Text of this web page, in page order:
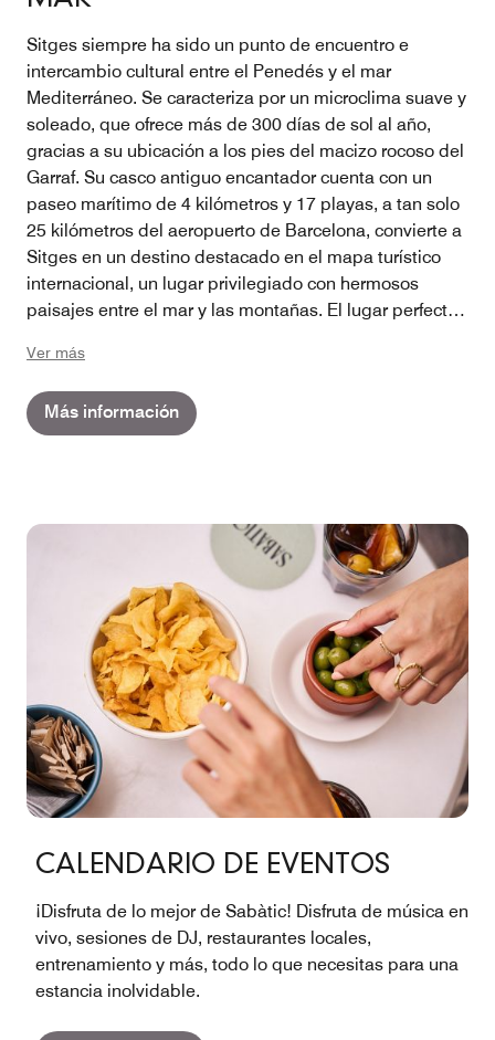
Sitges siempre ha sido un punto de encuentro e
intercambio cultural entre el Penedés y el mar
Mediterráneo. Se caracteriza por un microclima suave y
soleado, que ofrece más de 300 días de sol al año,
gracias a su ubicación a los pies del macizo rocoso del
Garraf. Su casco antiguo encantador cuenta con un
paseo marítimo de 4 kilómetros y 17 playas, a tan solo
25 kilómetros del aeropuerto de Barcelona, convierte a
Sitges en un destino destacado en el mapa turístico
internacional, un lugar privilegiado con hermosos
paisajes entre el mar y las montañas. El lugar perfecto
Ver más
Más información
CALENDARIO DE EVENTOS
¡Disfruta de lo mejor de Sabàtic! Disfruta de música en
vivo, sesiones de DJ, restaurantes locales,
entrenamiento y más, todo lo que necesitas para una
estancia inolvidable.